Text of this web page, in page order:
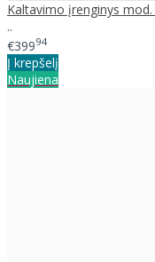
Kaltavimo įrenginys
..
€39994
Į krepšelį
Naujiena